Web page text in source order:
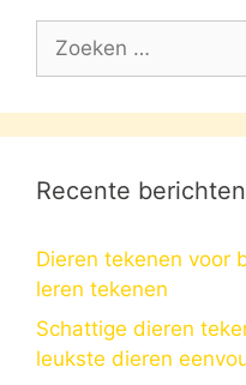
naar:
Recente berichten
Dieren tekenen voor
leren tekenen
Schattige dieren
leukste dieren